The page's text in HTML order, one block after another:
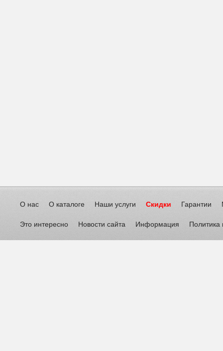
О нас О каталоге Наши услуги Скидки Гарантии
Это интересно Новости сайта Информация Политика